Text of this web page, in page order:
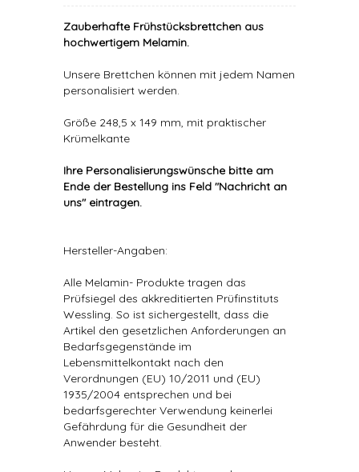
Zauberhafte Frühstücksbrettchen aus
hochwertigem Melamin.
Unsere Brettchen können mit jedem Namen
personalisiert werden.
Größe 248,5 x 149 mm, mit praktischer
Krümelkante
Ihre Personalisierungswünsche bitte am
Ende der Bestellung ins Feld "Nachricht an
uns" eintragen.
Hersteller-Angaben:
Alle Melamin- Produkte tragen das
Prüfsiegel des akkreditierten Prüfinstituts
Wessling. So ist sichergestellt, dass die
Artikel den gesetzlichen Anforderungen an
Bedarfsgegenstände im
Lebensmittelkontakt nach den
Verordnungen (EU) 10/2011 und (EU)
1935/2004 entsprechen und bei
bedarfsgerechter Verwendung keinerlei
Gefährdung für die Gesundheit der
Anwender besteht.